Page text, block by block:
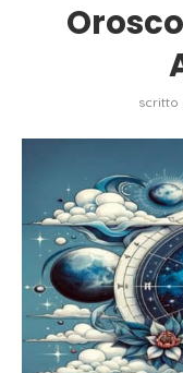
scritto